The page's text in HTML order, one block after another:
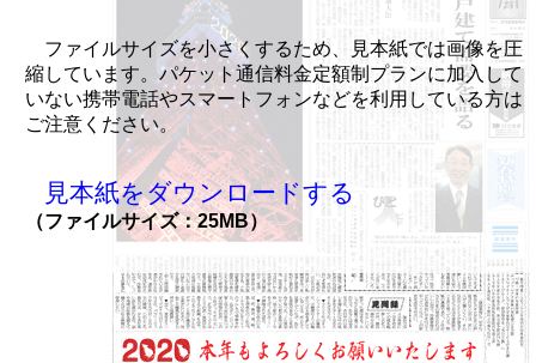
ファイルサイズを小さくするため、見本紙では画像を圧
縮しています。パケット通信料金定額制プランに加入して
いない携帯電話やスマートフォンなどを利用している方は
ご注意ください。
見本紙をダウンロードする
（ファイルサイズ：25MB）